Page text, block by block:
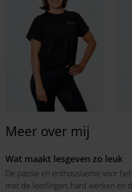
Meer over mij
Wat maakt lesgeven zo leuk
De passie en enthousiasme voor
met de leerlingen, hard werken en